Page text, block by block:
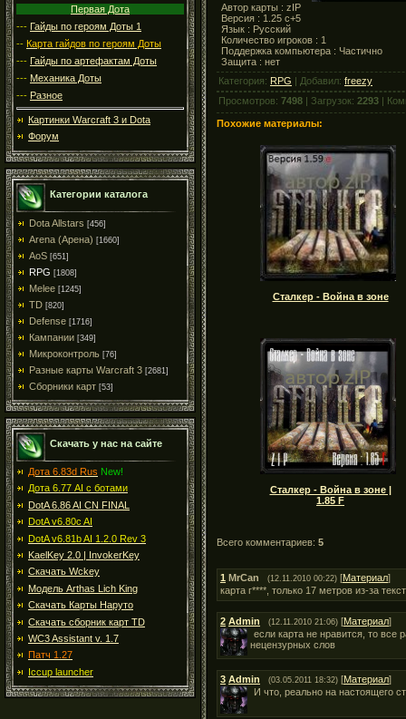
Первая Дота
--- Гайды по героям Доты 1
-- Карта гайдов по героям Доты
--- Гайды по артефактам Доты
--- Механика Доты
--- Разное
Картинки Warcraft 3 и Dota
Форум
Категории каталога
Dota Allstars [456]
Arena (Арена) [1660]
AoS [651]
RPG [1808]
Melee [1245]
TD [820]
Defense [1716]
Кампании [349]
Микроконтроль [76]
Разные карты Warcraft 3 [2681]
Сборники карт [53]
Скачать у нас на сайте
Дота 6.83d Rus New!
Дота 6.77 AI с ботами
DotA 6.86 AI CN FINAL
DotA v6.80c AI
DotA v6.81b AI 1.2.0 Rev 3
KaelKey 2.0 | InvokerKey
Скачать Wckey
Модель Arthas Lich King
Скачать Карты Наруто
Скачать сборник карт TD
WC3 Assistant v. 1.7
Патч 1.27
Iccup launcher
Автор карты : zIP
Версия : 1.25 с+5
Язык : Русский
Количество игроков : 1
Поддержка компьютера : Частично
Защита : нет
Категория: RPG | Добавил: freezy
Просмотров: 7498 | Загрузок: 2293 |
Похожие материалы:
Сталкер - Война в зоне
Сталкер - Война в зоне |
1.85 F
Всего комментариев: 5
1 MrCan (12.11.2010 00:22) [Материал]
карта г****, только 17 метров из-за
2 Admin (12.11.2010 21:06) [Материал]
если карта не нравится, то все
нецензурных слов
3 Admin (03.05.2011 18:32) [Материал]
И что, реально на настоящего